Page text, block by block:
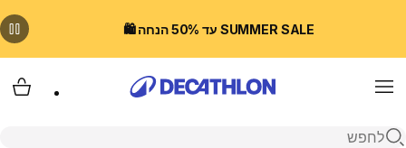
SUMMER SALE עד 50% הנחה 🛍️
Menu
פתיחת חיפוש